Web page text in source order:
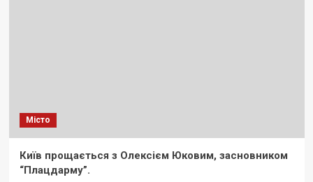
Місто
Київ прощається з Олексієм Юковим, засновником
“Плацдарму”.